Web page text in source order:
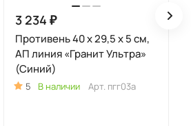
3 234 ₽
Противень 40 x 29,5 x 5 см,
АП линия «Гранит Ультра»
(Синий)
5 В наличии Арт. пгг03а